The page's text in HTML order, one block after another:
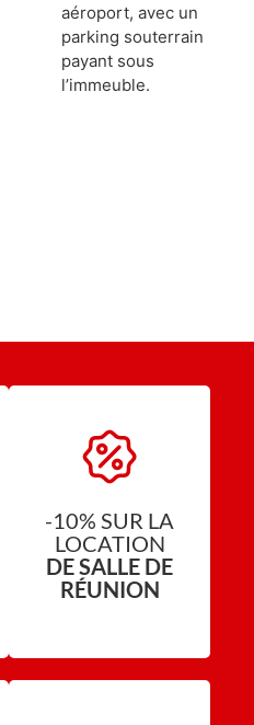
aéroport, avec un
parking souterrain
payant sous
l’immeuble.
-10% SUR LA
LOCATION
DE SALLE DE
RÉUNION